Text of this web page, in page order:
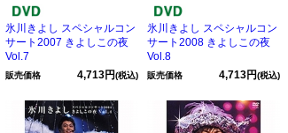
氷川きよし スペシャルコン
サート2007 きよしこの夜
Vol.7
販売価格 4,713円(税込)
氷川きよし スペシャルコン
サート2008 きよしこの夜
Vol.8
販売価格 4,713円(税込)